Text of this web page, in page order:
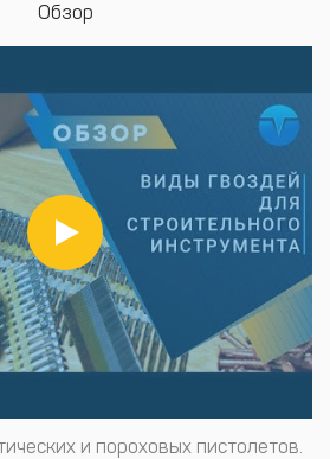
Обзор
и пороховых пистолетов.